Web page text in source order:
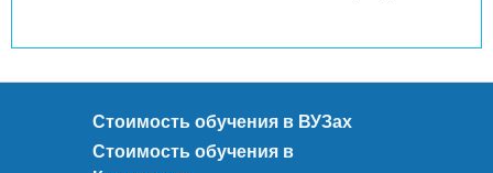
Стоимость обучения в ВУЗах
Стоимость обучения в